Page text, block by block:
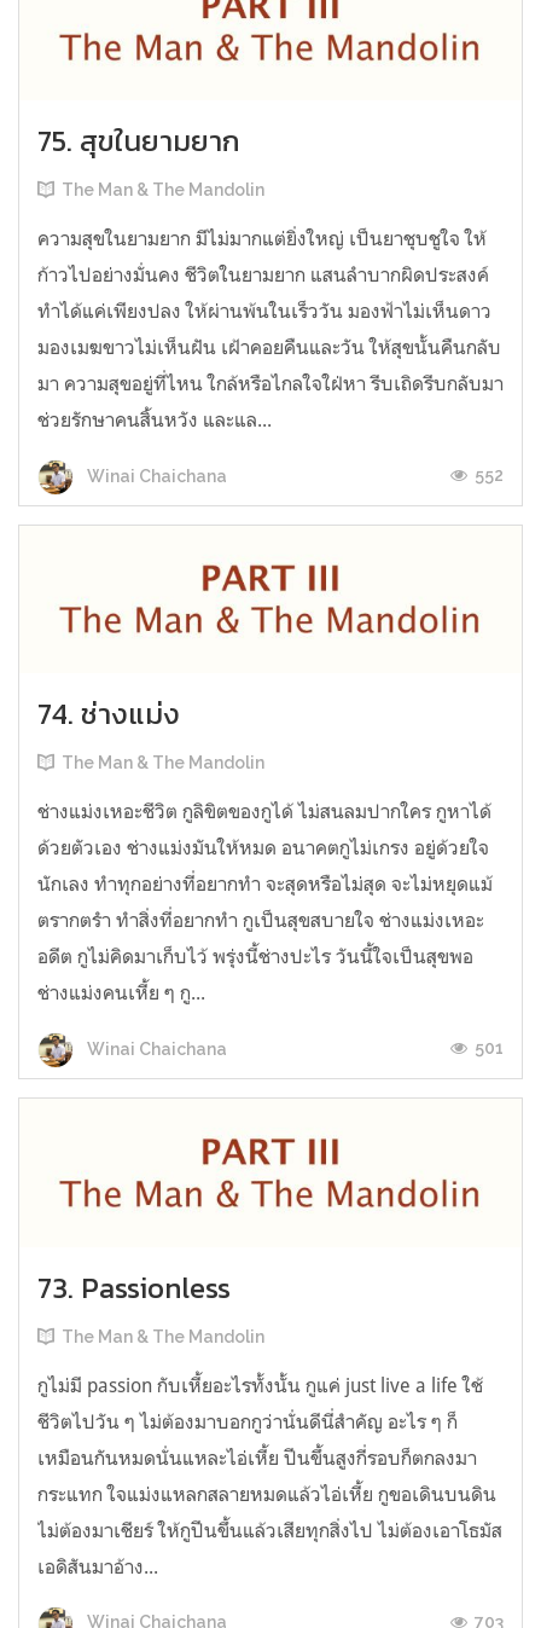
75. สุขในยามยาก
The Man & The Mandolin
ความสุขในยามยาก มีไม่มากแต่ยิ่งใหญ่ เป็นยาชุบชูใจ ให้
ก้าวไปอย่างมั่นคง ชีวิตในยามยาก แสนลำบากผิดประสงค์
ทำได้แค่เพียงปลง ให้ผ่านพ้นในเร็ววัน มองฟ้าไม่เห็นดาว
มองเมฆขาวไม่เห็นฝัน เฝ้าคอยคืนและวัน ให้สุขนั้นคืนกลับ
มา ความสุขอยู่ที่ไหน ใกล้หรือไกลใจใฝ่หา รีบเถิดรีบกลับมา
ช่วยรักษาคนสิ้นหวัง และแล...
Winai Chaichana 552
74. ช่างแม่ง
The Man & The Mandolin
ช่างแม่งเหอะชีวิต กูลิขิตของกูได้ ไม่สนลมปากใคร กูหาได้
ด้วยตัวเอง ช่างแม่งมันให้หมด อนาคตกูไม่เกรง อยู่ด้วยใจ
นักเลง ทำทุกอย่างที่อยากทำ จะสุดหรือไม่สุด จะไม่หยุดแม้
ตรากตรำ ทำสิ่งที่อยากทำ กูเป็นสุขสบายใจ ช่างแม่งเหอะ
อดีต กูไม่คิดมาเก็บไว้ พรุ่งนี้ช่างปะไร วันนี้ใจเป็นสุขพอ
ช่างแม่งคนเหี้ย ๆ กู...
Winai Chaichana 501
73. Passionless
The Man & The Mandolin
กูไม่มี passion กับเหี้ยอะไรทั้งนั้น กูแค่ just live a life ใช้
ชีวิตไปวัน ๆ ไม่ต้องมาบอกกูว่านั่นดีนี่สำคัญ อะไร ๆ ก็
เหมือนกันหมดนั่นแหละไอ่เหี้ย ปีนขึ้นสูงกี่รอบก็ตกลงมา
กระแทก ใจแม่งแหลกสลายหมดแล้วไอ่เหี้ย กูขอเดินบนดิน
ไม่ต้องมาเชียร์ ให้กูปีนขึ้นแล้วเสียทุกสิ่งไป ไม่ต้องเอาโธมัส
เอดิสันมาอ้าง...
Winai Chaichana 703